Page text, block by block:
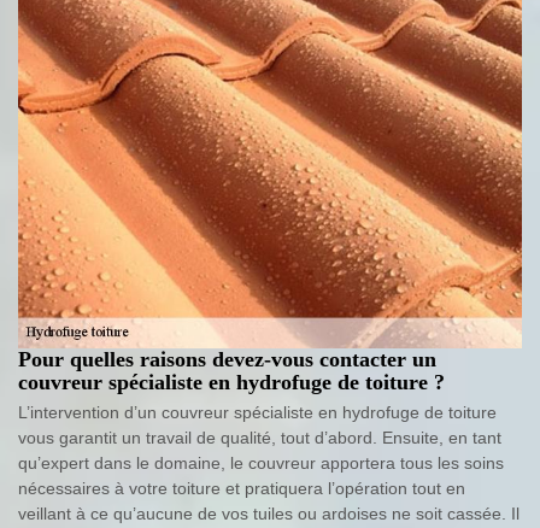
Pour quelles raisons devez-vous contacter un
couvreur spécialiste en hydrofuge de toiture ?
L’intervention d’un couvreur spécialiste en hydrofuge de toiture
vous garantit un travail de qualité, tout d’abord. Ensuite, en tant
qu’expert dans le domaine, le couvreur apportera tous les soins
nécessaires à votre toiture et pratiquera l’opération tout en
veillant à ce qu’aucune de vos tuiles ou ardoises ne soit cassée. Il